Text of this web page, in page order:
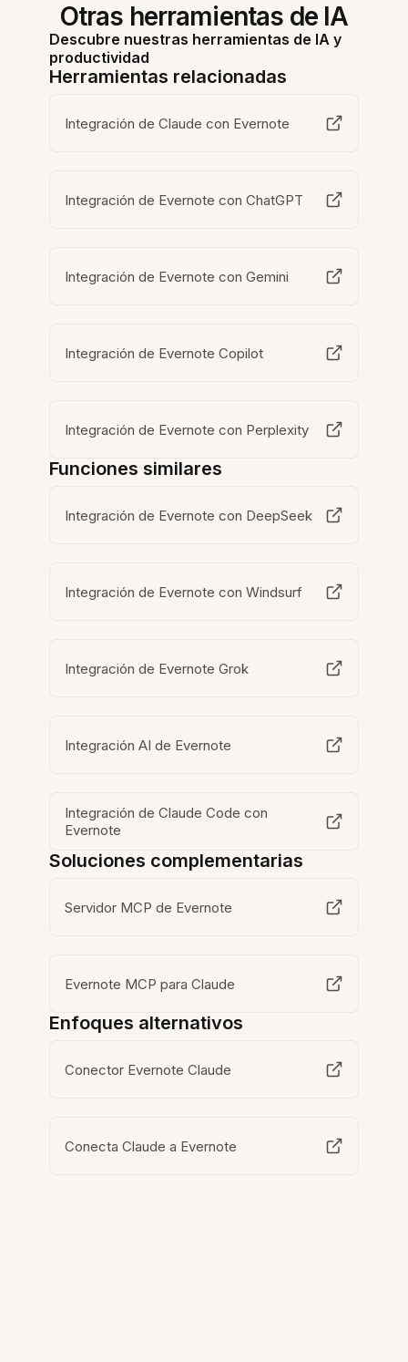
Otras herramientas de IA
Descubre nuestras herramientas de IA y
productividad
Herramientas relacionadas
Integración de Claude con Evernote
Integración de Evernote con ChatGPT
Integración de Evernote con Gemini
Integración de Evernote Copilot
Integración de Evernote con Perplexity
Funciones similares
Integración de Evernote con DeepSeek
Integración de Evernote con Windsurf
Integración de Evernote Grok
Integración AI de Evernote
Integración de Claude Code con
Evernote
Soluciones complementarias
Servidor MCP de Evernote
Evernote MCP para Claude
Enfoques alternativos
Conector Evernote Claude
Conecta Claude a Evernote